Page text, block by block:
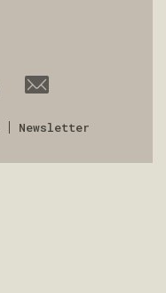
Newsletter